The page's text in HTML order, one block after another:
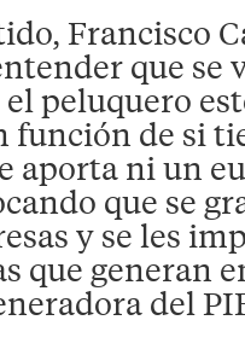
Francisco
que se
peluquero
función de si
aporta ni un
que se
y se les
que generan
del